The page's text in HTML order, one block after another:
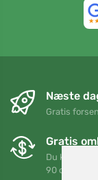
Næste
Gratis
Gratis
Du kan
90 dage